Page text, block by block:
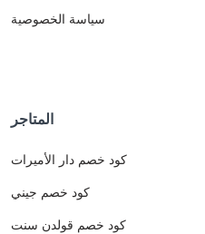
سياسة الخصوصية
المتاجر
كود خصم دار الأميرات
كود خصم جيني
كود خصم قولدن سنت